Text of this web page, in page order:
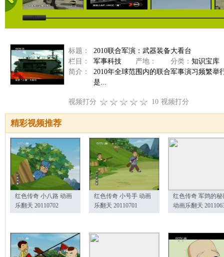
标题：
2010联合军演：武器装备大看台
栏目：
军事科技 产地： 分类： 知识宝库
简介：
2010年全球范围内的联合军事演习频繁
是...
视频打分 10 视频打分
精彩视频推荐
红色传奇 小八路 动画
乐翻天 20110702
红色传奇 小号手 动画
乐翻天 20110701
红色传奇 军鸽的秘
动画乐翻天